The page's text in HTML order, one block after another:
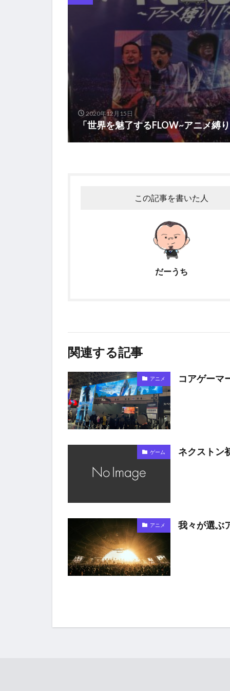
2020年12月15日
「世界を魅了するFLOW~アニメ縛
この記事を書いた人
だーうち
関連する記事
アニメ コアゲーマ
ゲーム ネクストン
アニメ 我々が選ぶ